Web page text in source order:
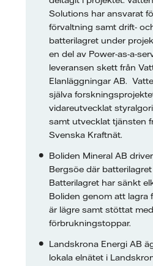
Solutions har ansvarat
förvaltning samt drift-
batterilagret under
en del av Power-as-a-
leveransen skett från
Elanläggningar AB.
själva
vidareutvecklat
samt utvecklat tjänsten
Svenska Kraftnät.
Boliden Mineral AB
Bergsöe där
Batterilagret har sänkt
Boliden genom att lagra
är lägre samt stöttat
förbrukningstoppar.
Landskrona Energi AB
lokala elnätet i